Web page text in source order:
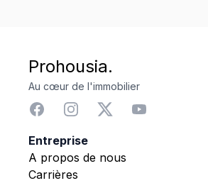
Prohousia.
Au cœur de l'immobilier
Entreprise
A propos de nous
Carrières